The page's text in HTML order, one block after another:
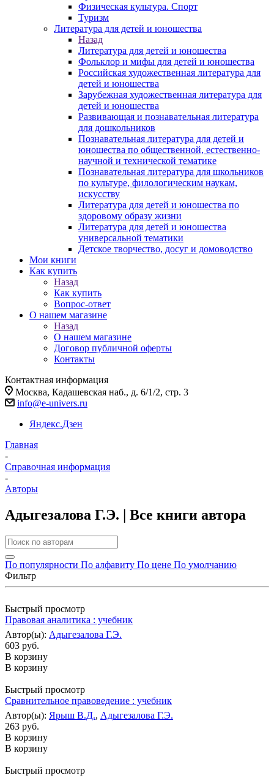
Физическая культура. Спорт
Туризм
Литература для детей и юношества
Назад
Литература для детей и юношества
Фольклор и мифы для детей и юношества
Российская художественная литература для
детей и юношества
Зарубежная художественная литература для
детей и юношества
Развивающая и познавательная литература
для дошкольников
Познавательная литература для детей и
юношества по общественной, естественно-
научной и технической тематике
Познавательная литература для школьников
по культуре, филологическим наукам,
искусству
Литература для детей и юношества по
здоровому образу жизни
Литература для детей и юношества
универсальной тематики
Детское творчество, досуг и домоводство
Мои книги
Как купить
Назад
Как купить
Вопрос-ответ
О нашем магазине
Назад
О нашем магазине
Договор публичной оферты
Контакты
Контактная информация
Москва, Кадашевская наб., д. 6/1/2, стр. 3
info@e-univers.ru
Яндекс.Дзен
Главная
-
Справочная информация
-
Авторы
Адыгезалова Г.Э. | Все книги автора
По популярности По алфавиту По цене По умолчанию
Фильтр
Быстрый просмотр
Правовая аналитика : учебник
Автор(ы): Адыгезалова Г.Э.
603 руб.
В корзину
В корзину
Быстрый просмотр
Сравнительное правоведение : учебник
Автор(ы): Ярыш В.Д., Адыгезалова Г.Э.
263 руб.
В корзину
В корзину
Быстрый просмотр